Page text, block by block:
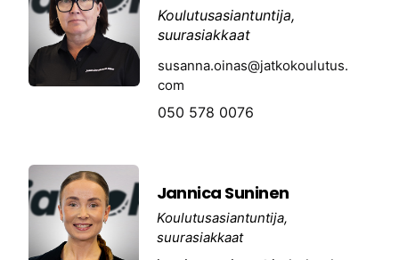
Koulutusasiantuntija,
suurasiakkaat
susanna.oinas@jatkokoulutus.
com
050 578 0076
Jannica Suninen
Koulutusasiantuntija,
suurasiakkaat